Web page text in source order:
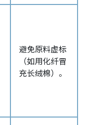
避免原料虚标
（如用化纤冒
充长绒棉）。